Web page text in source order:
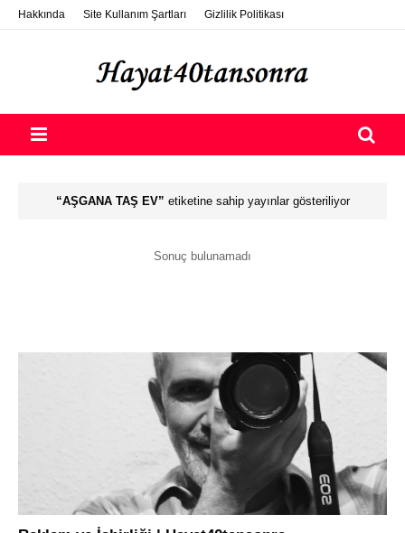
Hakkında Site Kullanım Şartları Gizlilik Politikası
AŞGANA TAŞ EV etiketine sahip yayınlar gösteriliyor
Sonuç bulunamadı